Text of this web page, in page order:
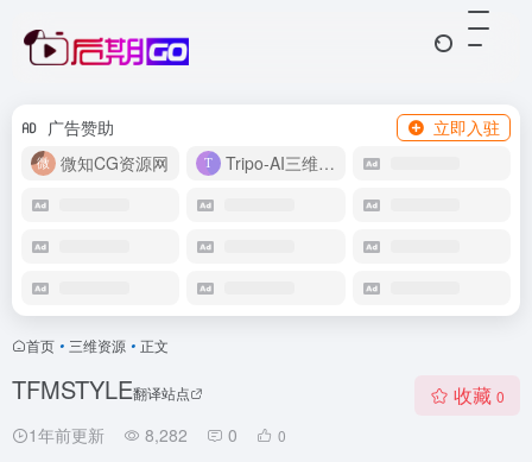
广告赞助
立即入驻
微知CG资源网
Tripo-AI三维模型
首页 • 三维资源 • 正文
TFMSTYLE翻译站点
1年前更新 8,282 0 0
收藏 0